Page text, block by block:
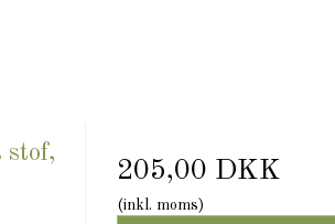
stof,
205,00 DKK
(inkl. moms)